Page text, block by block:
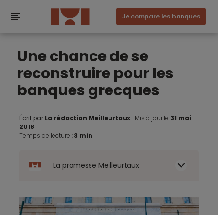
Je compare les banques
Une chance de se
reconstruire pour les
banques grecques
Écrit par La rédaction Meilleurtaux . Mis à jour le 31 mai
2018 .
Temps de lecture : 3 min
La promesse Meilleurtaux